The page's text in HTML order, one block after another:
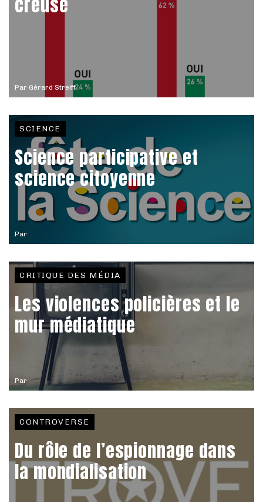
Par Gérard Streiff
Par
SCIENCE
Science participative et
science citoyenne
Par
CRITIQUE DES MÉDIA
Les violences policières et le
mur médiatique
CONTROVERSE
Du rôle de l’espionnage dans
la mondialisation